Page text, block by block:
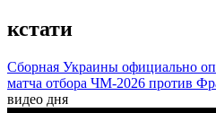
кстати
Сборная Украины официально
матча отбора ЧМ-2026 против
видео дня